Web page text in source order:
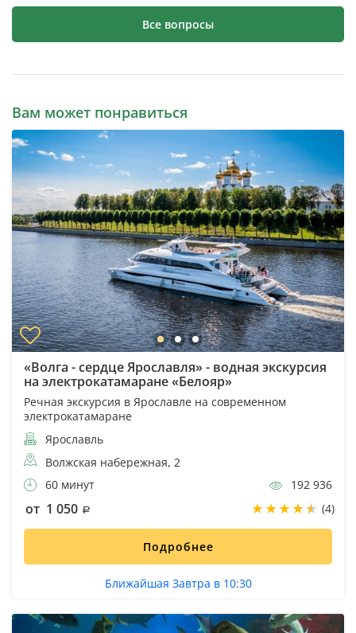
Все вопросы
Вам может понравиться
«Волга - сердце Ярославля» - водная экскурсия
на электрокатамаране «Белояр»
Речная экскурсия в Ярославле на современном
электрокатамаране
Ярославль
Волжская набережная, 2
60 минут
192 936
от 1 050 (4)
Подробнее
Ближайшая Завтра в 10:30